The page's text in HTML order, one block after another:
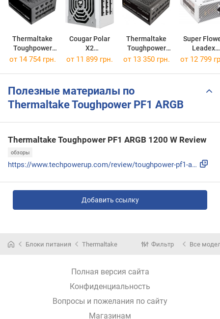
Thermaltake
Toughpower
TF3TF3 1300W
Cougar Polar
X2
Polar X2 1200
Thermaltake
Toughpower
GF3
Super
Leadex
Platinum
от 14 754 грн. от 11 899 грн. от 13 350 грн. от 12 799
Полезные материалы по
Thermaltake Toughpower PF1 ARGB
Thermaltake Toughpower PF1 ARGB 1200 W Review
обзоры
https://www.techpowerup.com/review/toughpower-pf1-argb-1200...
Добавить ссылку
Блоки питания Thermaltake Фильтр Все
Полная версия сайта
Конфиденциальность
Вопросы и пожелания по сайту
Магазинам